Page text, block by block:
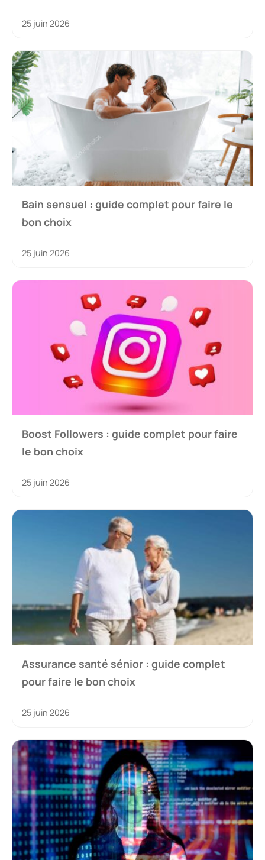
25 juin 2026
Bain sensuel : guide complet pour faire le
bon choix
25 juin 2026
Boost Followers : guide complet pour faire
le bon choix
25 juin 2026
Assurance santé sénior : guide complet
pour faire le bon choix
25 juin 2026